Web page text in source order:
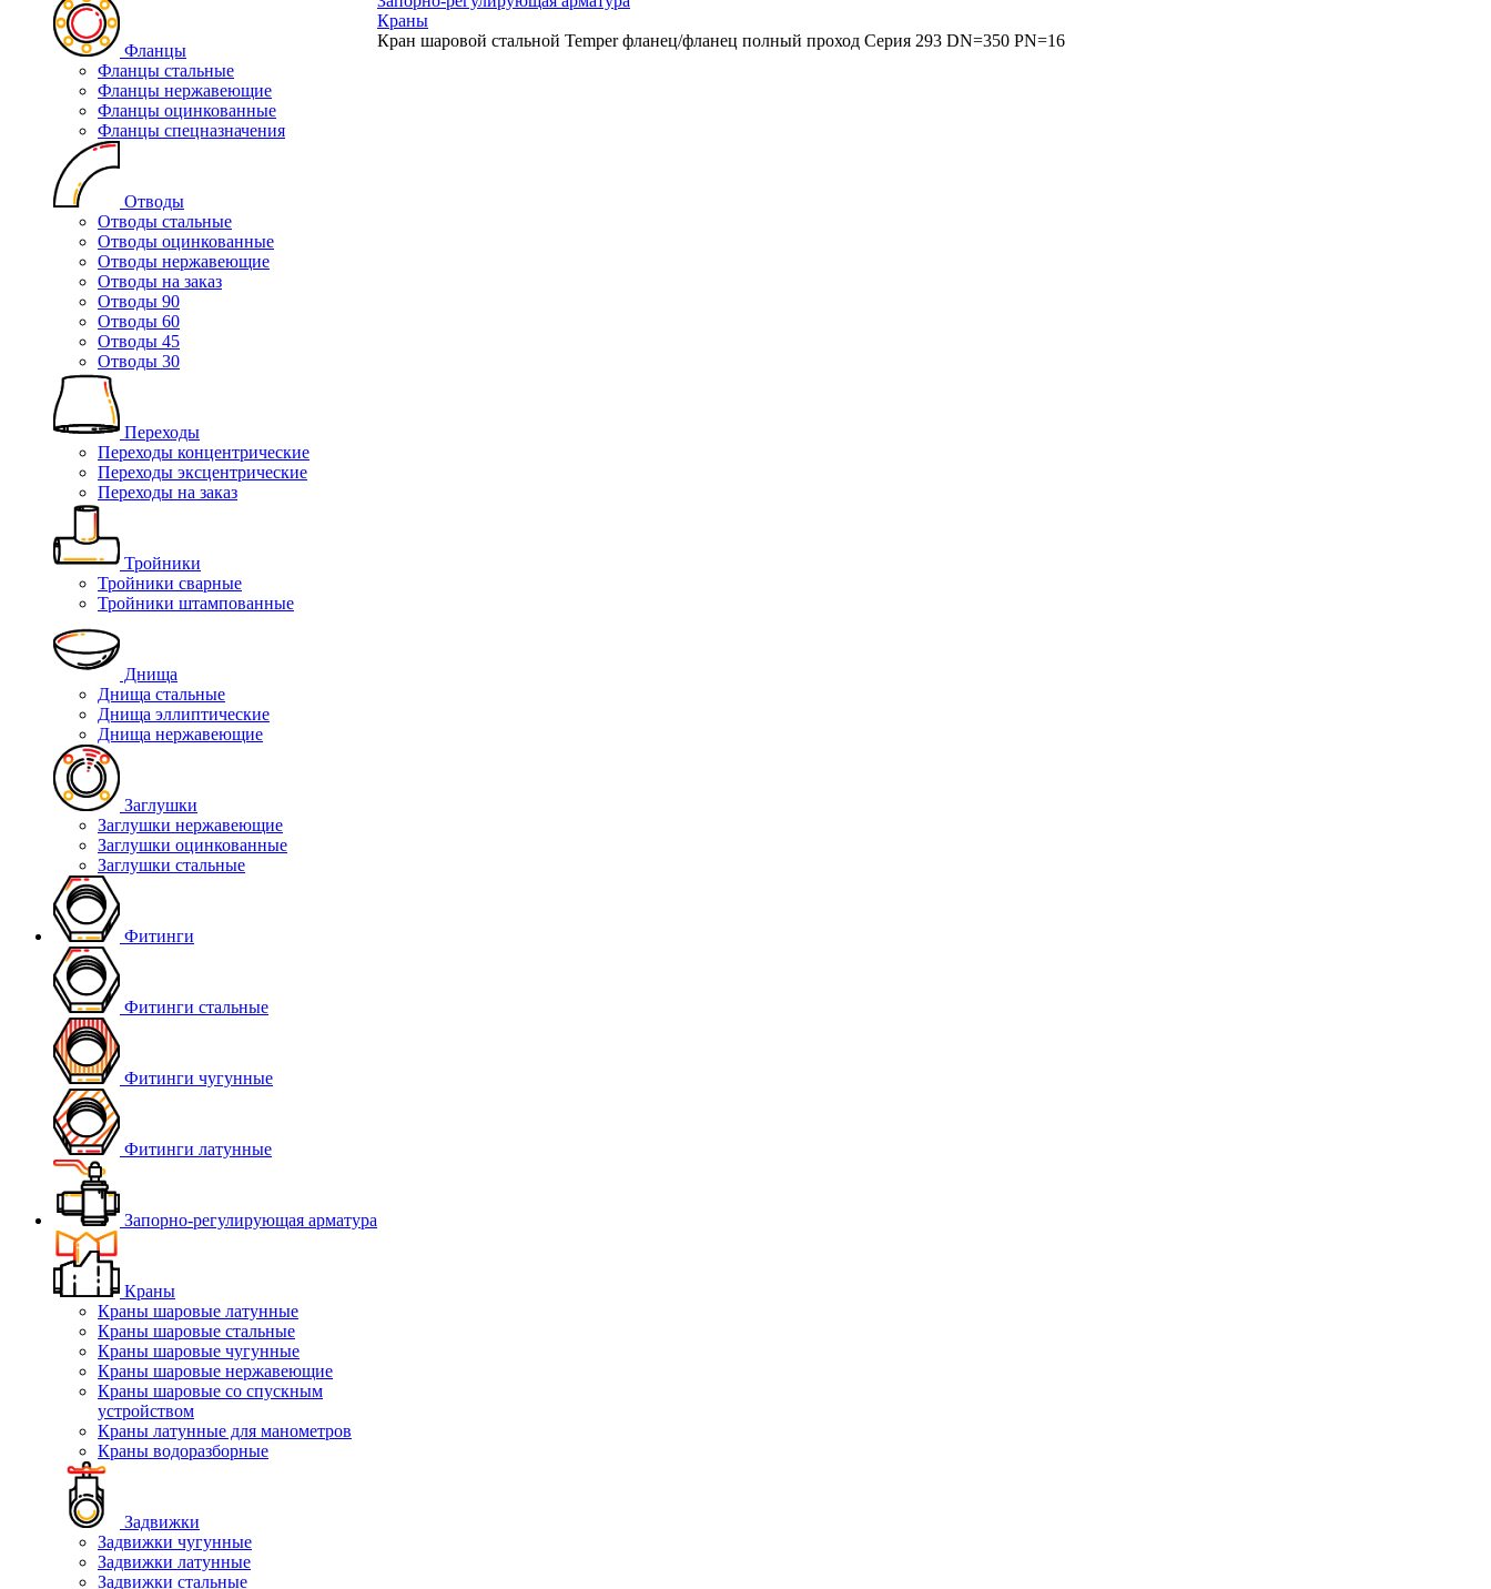
Фланцы
Фланцы стальные
Фланцы нержавеющие
Фланцы оцинкованные
Фланцы спецназначения
Отводы
Отводы стальные
Отводы оцинкованные
Отводы нержавеющие
Отводы на заказ
Отводы 90
Отводы 60
Отводы 45
Отводы 30
Переходы
Переходы концентрические
Переходы эксцентрические
Переходы на заказ
Тройники
Тройники сварные
Тройники штампованные
Днища
Днища стальные
Днища эллиптические
Днища нержавеющие
Заглушки
Заглушки нержавеющие
Заглушки оцинкованные
Заглушки стальные
Фитинги
Фитинги стальные
Фитинги чугунные
Фитинги латунные
Запорно-регулирующая арматура
Краны
Краны шаровые латунные
Краны шаровые стальные
Краны шаровые чугунные
Краны шаровые нержавеющие
Краны шаровые со спускным
устройством
Краны латунные для манометров
Краны водоразборные
Задвижки
Задвижки чугунные
Задвижки латунные
Задвижки стальные
Краны
Кран шаровой стальной Temper фланец/фланец полный проход Серия 293 DN=350 PN=16